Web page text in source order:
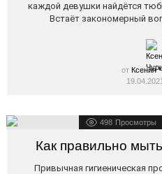
каждой девушки найдётся
Встаёт закономерный
от Ксения
498 Просмотры
Как правильно
Привычная гигиеническая